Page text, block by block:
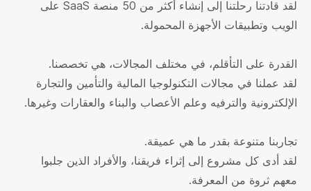
لقد قادتنا رحلتنا إلى إنشاء أكثر من 50 منصة SaaS على
الويب وتطبيقات الأجهزة المحمولة.
القدرة على التأقلم، في مختلف المجالات، هي تخصصنا.
لقد عملنا في مجالات التكنولوجيا المالية والتأمين والتجارة
الإلكترونية والترفيه وعلم الأعصاب والبناء والعقارات وغيرها.
تجاربنا متنوعة بقدر ما هي عميقة.
لقد أدى كل مشروع إلى إثراء فريقنا، والأفراد الذين جلبوا
معهم ثروة من المعرفة.